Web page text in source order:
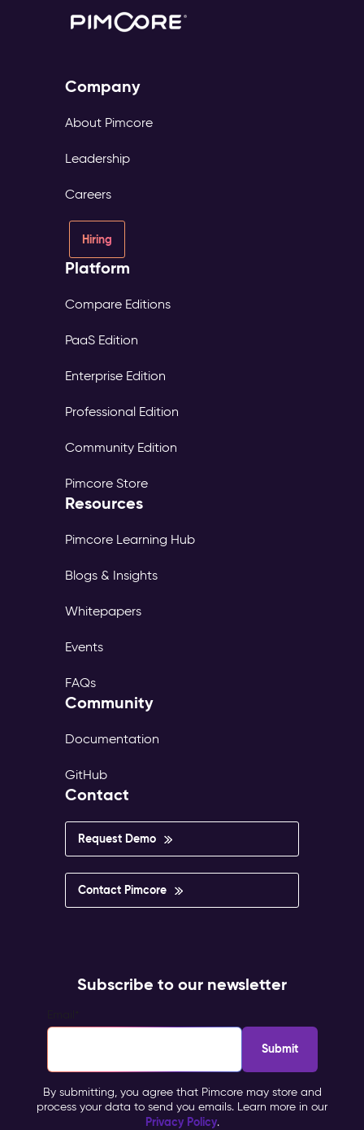
Company
About Pimcore
Leadership
Careers
Hiring
Platform
Compare Editions
PaaS Edition
Enterprise Edition
Professional Edition
Community Edition
Pimcore Store
Resources
Pimcore Learning Hub
Blogs & Insights
Whitepapers
Events
FAQs
Community
Documentation
GitHub
Contact
Request Demo
Contact Pimcore
Subscribe to our newsletter
By submitting, you agree that Pimcore may store and
process your data to send you emails. Learn more in our
Privacy Policy.